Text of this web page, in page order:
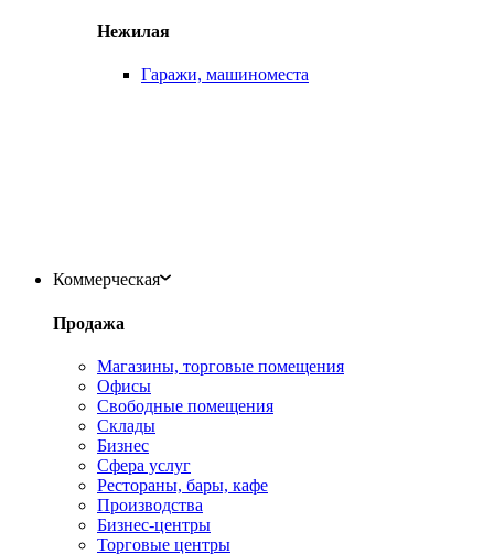
Нежилая
Гаражи, машиноместа
Коммерческая
Продажа
Магазины, торговые помещения
Офисы
Свободные помещения
Склады
Бизнес
Сфера услуг
Рестораны, бары, кафе
Производства
Бизнес-центры
Торговые центры